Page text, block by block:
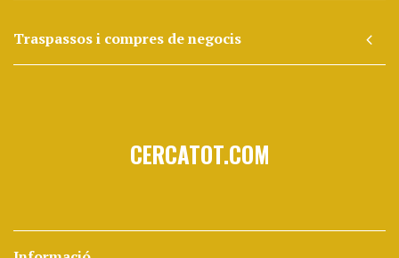
Traspassos i compres de negocis
CERCATOT.COM